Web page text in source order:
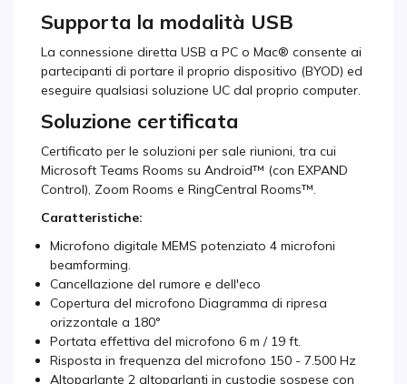
Supporta la modalità USB
La connessione diretta USB a PC o Mac® consente ai
partecipanti di portare il proprio dispositivo (BYOD) ed
eseguire qualsiasi soluzione UC dal proprio computer.
Soluzione certificata
Certificato per le soluzioni per sale riunioni, tra cui
Microsoft Teams Rooms su Android™ (con EXPAND
Control), Zoom Rooms e RingCentral Rooms™.
Caratteristiche:
Microfono digitale MEMS potenziato 4 microfoni
beamforming.
Cancellazione del rumore e dell'eco
Copertura del microfono Diagramma di ripresa
orizzontale a 180°
Portata effettiva del microfono 6 m / 19 ft.
Risposta in frequenza del microfono 150 - 7.500 Hz
Altoparlante 2 altoparlanti in custodie sospese con